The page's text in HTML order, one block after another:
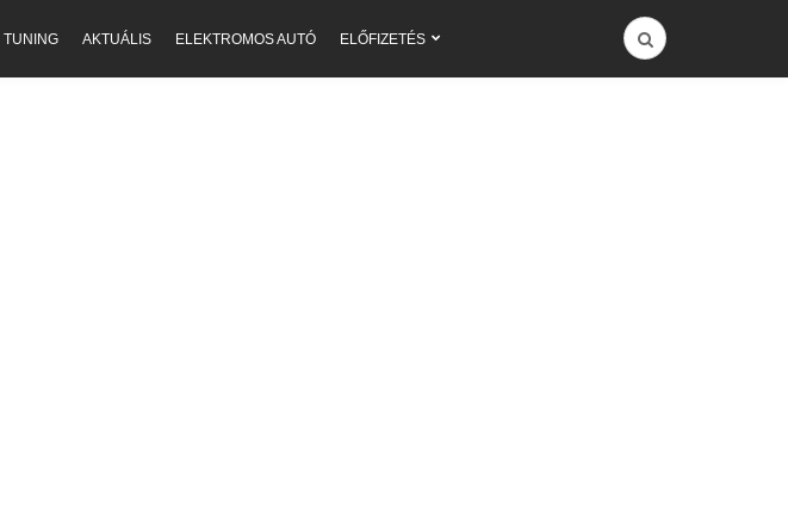
TUNING AKTUÁLIS ELEKTROMOS AUTÓ ELŐFIZETÉS